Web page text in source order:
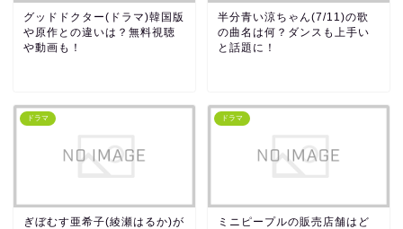
グッドドクター(ドラマ)韓国版
や原作との違いは？無料視聴
や動画も！
半分青い涼ちゃん(7/11)の歌
の曲名は何？ダンスも上手い
と話題に！
ドラマ
ぎぼむす亜希子(綾瀬はるか)が
ドラマ
ミニピープルの販売店舗はど